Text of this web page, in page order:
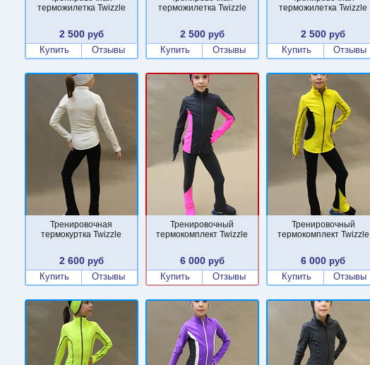
терможилетка Twizzle
2 500руб
Купить
Отзывы
терможилетка Twizzle
2 500руб
Купить
Отзывы
терможилетка Twizzle
2 500 руб
Купить
Отзывы
Тренировочная
термокуртка Twizzle
2 600руб
Купить
Отзывы
Тренировочный
термокомплект Twizzle
6 000руб
Купить
Отзывы
Тренировочный
термокомплект Twizzle
6 000 руб
Купить
Отзывы